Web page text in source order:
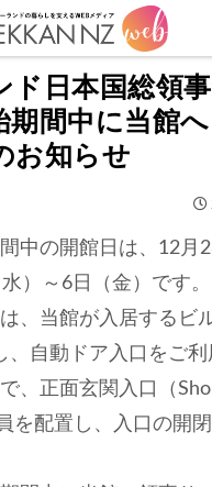
ド日本国総領
期間中に当館
お知らせ
中の開館日は、12月
水）～6日（金）です
、当館が入居するビ
、自動ドア入口をご利
、正面玄関入口（
を配置し、入口の開